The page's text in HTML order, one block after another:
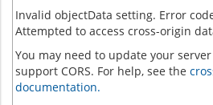
Invalid objectData setting. Error
Attempted to access cross-origin
You may need to update your
support CORS. For help, see the
documentation.